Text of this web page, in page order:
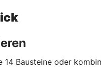
14 Bausteine oder